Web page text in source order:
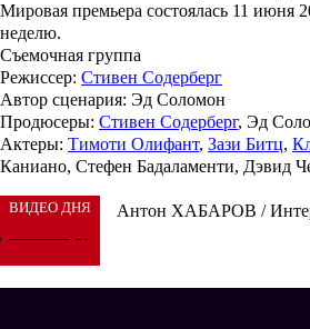
Мировая премьера состоялась 11 июня
неделю.
Съемочная группа
Режиссер: Стивен Содерберг
Автор сценария: Эд Соломон
Продюсеры: Стивен Содерберг, Эд
Актеры: Тимоти Олифант, Зази Битц,
Каниано, Стефен Бадаламенти,
ВИДЕО ДНЯ Антон ХАБАРОВ /